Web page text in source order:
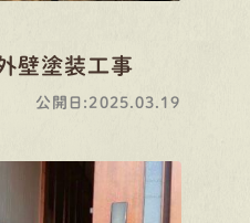
壁塗装工事
公開日:2025.03.19